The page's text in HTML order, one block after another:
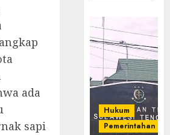
ada
sapi
Hukum
Pemerintahan